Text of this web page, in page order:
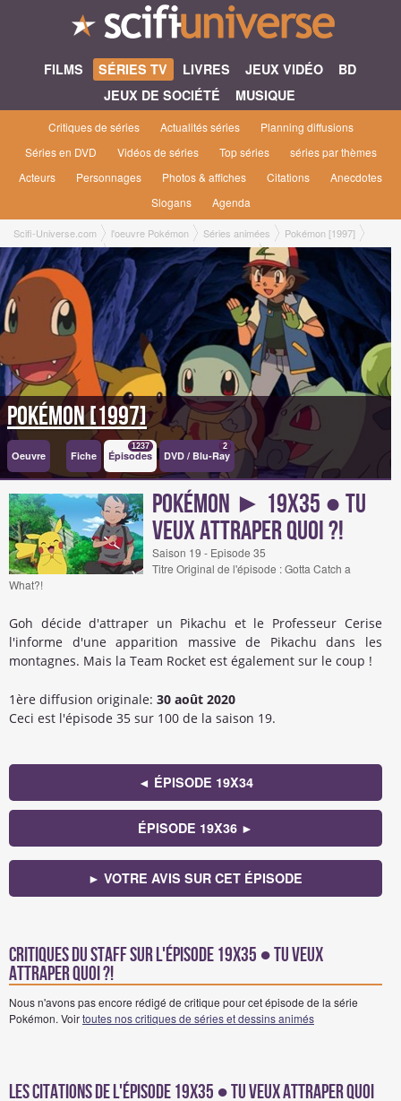
FILMS SÉRIES TV LIVRES JEUX VIDÉO
BD
JEUX DE SOCIÉTÉ
MUSIQUE
Critiques de séries Actualités séries
Planning diffusions
Séries en DVD
Vidéos de séries Top séries
séries par thèmes
Acteurs
Personnages Photos & affiches Citations
Anecdotes
Slogans
Agenda
Scifi-Universe.com l'oeuvre Pokémon Séries animées
Pokémon [1997]
Pokémon saison 19
19x35 ● Tu veux attraper quoi ?!
Pokémon [1997]
Oeuvre Fiche Épisodes
1237
DVD / Blu-Ray
2
Pokémon ► 19x35 ● Tu
veux attraper quoi ?!
Saison 19 - Episode 35
Titre Original de l'épisode : Gotta Catch a
What?!
Goh décide d'attraper un Pikachu et le Professeur Cerise
l'informe d'une apparition massive de Pikachu dans les
montagnes. Mais la Team Rocket est également sur le coup !
1ère diffusion originale: 30 août 2020
Ceci est l'épisode 35 sur 100 de la saison 19.
◄ ÉPISODE 19X34
ÉPISODE 19X36 ►
► VOTRE AVIS SUR CET ÉPISODE
Critiques du staff sur l'épisode 19x35 ● Tu veux
attraper quoi ?!
Nous n'avons pas encore rédigé de critique pour cet épisode de la série
Pokémon. Voirtoutes nos critiques de séries et dessins animés
Les citations de l'épisode 19x35 ● Tu veux attraper quoi